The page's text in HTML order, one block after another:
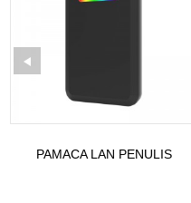
PAMACA LAN PENULIS